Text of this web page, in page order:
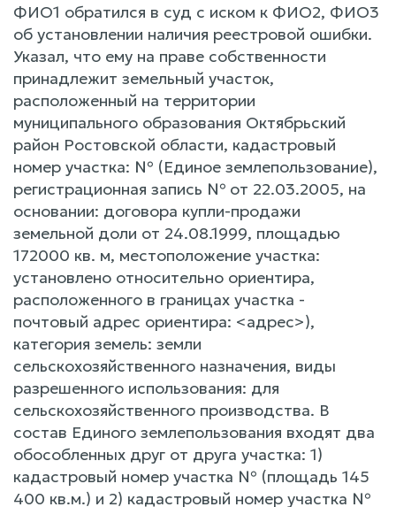
ФИО1 обратился в суд с иском к ФИО2, ФИО3
об установлении наличия реестровой ошибки.
Указал, что ему на праве собственности
принадлежит земельный участок,
расположенный на территории
муниципального образования Октябрьский
район Ростовской области, кадастровый
номер участка: № (Единое землепользование),
регистрационная запись № от 22.03.2005, на
основании: договора купли-продажи
земельной доли от 24.08.1999, площадью
172000 кв. м, местоположение участка:
установлено относительно ориентира,
расположенного в границах участка -
почтовый адрес ориентира: <адрес>),
категория земель: земли
сельскохозяйственного назначения, виды
разрешенного использования: для
сельскохозяйственного производства. В
состав Единого землепользования входят два
обособленных друг от друга участка: 1)
кадастровый номер участка № (площадь 145
400 кв.м.) и 2) кадастровый номер участка №